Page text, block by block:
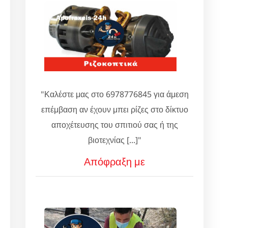
"Καλέστε μας στο 6978776845 για άμεση
επέμβαση αν έχουν μπει ρίζες στο δίκτυο
αποχέτευσης του σπιτιού σας ή της
βιοτεχνίας [...]"
Απόφραξη με